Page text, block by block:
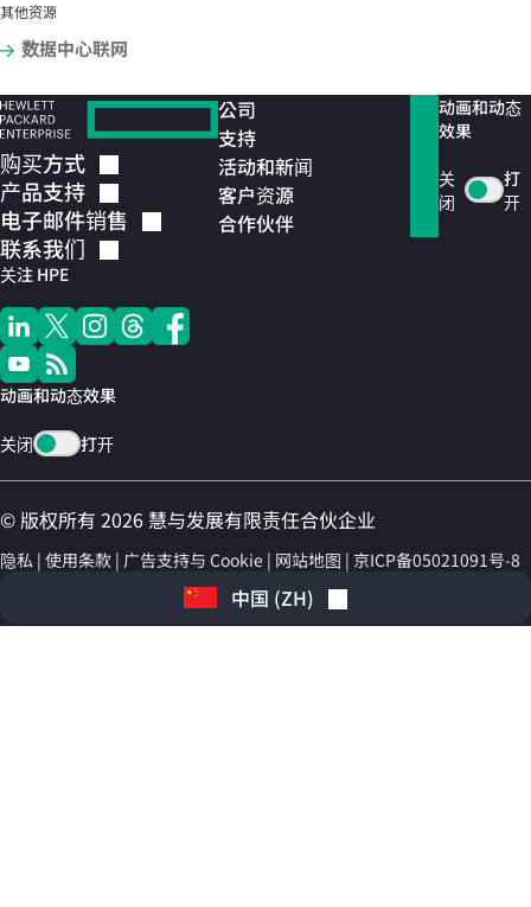
其他资源
数据中心联网
购买方式
产品支持
电子邮件销售
联系我们
关注 HPE
动画和动态效果
关闭 打开
公司
支持
活动和新闻
客户资源
合作伙伴
动画和动态
效果
关
闭
打
开
© 版权所有 2026 慧与发展有限责任合伙企业
隐私 使用条款 广告支持与 Cookie 网站地图 京ICP备05021091号-8
中国 (ZH)